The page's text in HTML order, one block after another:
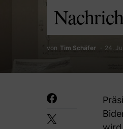
von Tim Schäfer 24.